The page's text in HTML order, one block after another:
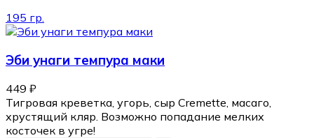
195 гр.
Эби унаги темпура маки
449 ₽
Тигровая креветка, угорь, сыр Cremette, масаго,
хрустящий кляр. Возможно попадание мелких
косточек в угре!